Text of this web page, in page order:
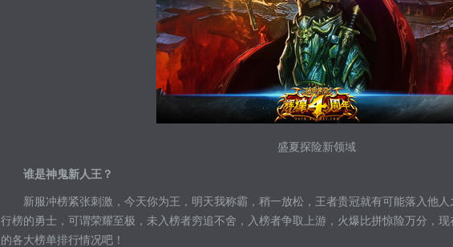
盛夏探险新领域
谁是神鬼新人王？
新服冲榜紧张刺激，今天你为王，明天我称霸，稍一放松，王者贵冠就有可能落入他
行榜的勇士，可谓荣耀至极，未入榜者穷追不舍，入榜者争取上游，火爆比拼惊险万分，
的各大榜单排行情况吧！